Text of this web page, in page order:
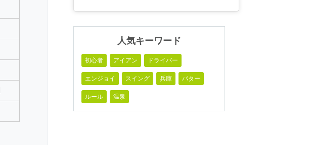
人気キーワード
初心者 アイアン ドライバー
エンジョイ スイング 兵庫 パター
ルール 温泉